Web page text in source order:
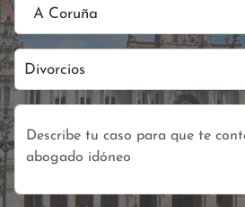
A Coruña
Divorcios